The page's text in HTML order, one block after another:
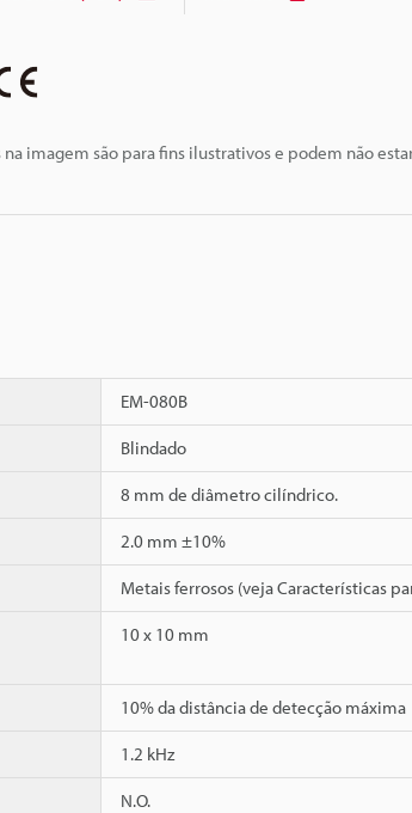
imagem são para fins ilustrativos e podem não
EM-080B
Blindado
8 mm de diâmetro cilíndrico.
2.0 mm ±10%
Metais ferrosos (veja Características
10 x 10 mm
10% da distância de detecção máxima
1.2 kHz
N.O.